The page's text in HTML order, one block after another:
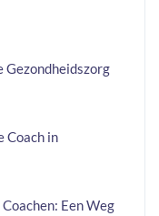
Gezondheidszorg
Coach in
Een Weg